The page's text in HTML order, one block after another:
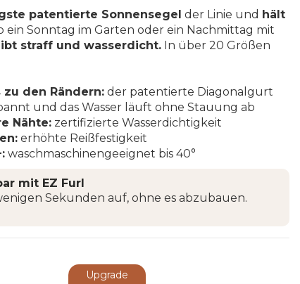
patentierte Sonnensegel der Linie und hält
ein Sonntag im Garten oder ein Nachmittag mit
straff und wasserdicht. In über 20 Größen
den Rändern: der patentierte Diagonalgurt
und das Wasser läuft ohne Stauung ab
Nähte: zertifizierte Wasserdichtigkeit
erhöhte Reißfestigkeit
waschmaschinengeeignet bis 40°
mit EZ Furl
Sekunden auf, ohne es abzubauen.
Upgrade